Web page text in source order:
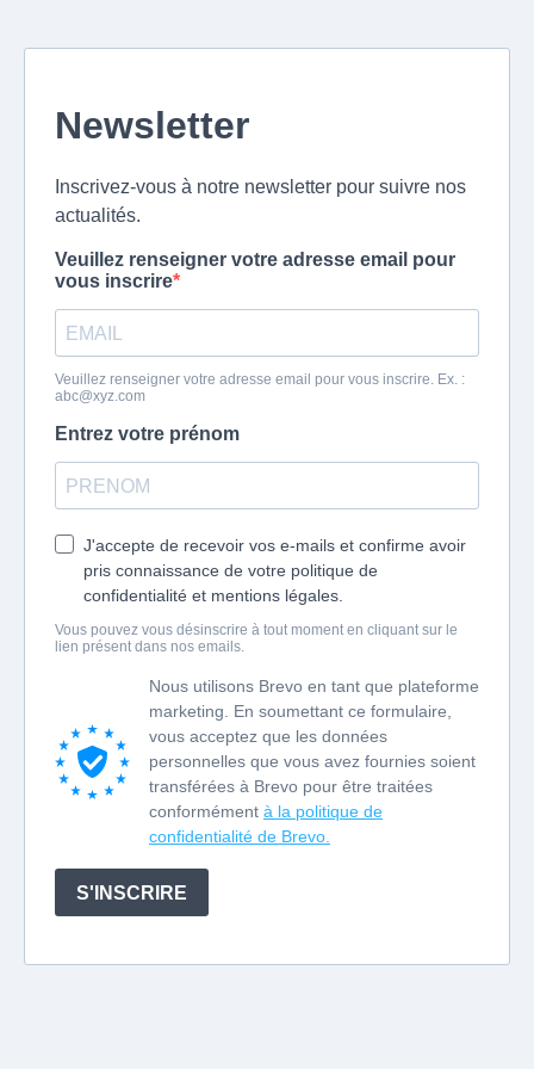
Newsletter
Inscrivez-vous à notre newsletter pour suivre nos
actualités.
Veuillez renseigner votre adresse email pour
vous inscrire
Veuillez renseigner votre adresse email pour vous inscrire. Ex. :
abc@xyz.com
Entrez votre prénom
J'accepte de recevoir vos e-mails et confirme avoir
pris connaissance de votre politique de
confidentialité et mentions légales.
Vous pouvez vous désinscrire à tout moment en cliquant sur le
lien présent dans nos emails.
Nous utilisons Brevo en tant que plateforme
marketing. En soumettant ce formulaire,
vous acceptez que les données
personnelles que vous avez fournies soient
transférées à Brevo pour être traitées
conformément à la politique de
confidentialité de Brevo.
S'INSCRIRE